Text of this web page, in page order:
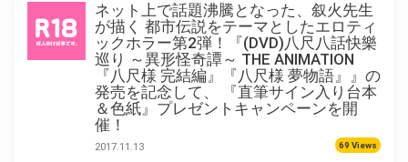
ネット上で話題沸騰となった、叙火先生
が描く 都市伝説をテーマとしたエロティ
ックホラー第2弾！『(DVD)八尺八話快樂
巡り ～異形怪奇譚～ THE ANIMATION
『八尺様 完結編』『八尺様 夢物語』』の
発売を記念して、 『直筆サイン入り台本
＆色紙』プレゼントキャンペーンを開
催！
2017.11.13 69 Views